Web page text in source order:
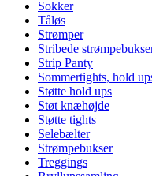
Sokker
Tåløs
Strømper
Stribede
Strip Panty
Sommertights, hold
Støtte hold ups
Støt knæhøjde
Støtte tights
Selebælter
Strømpebukser
Treggings